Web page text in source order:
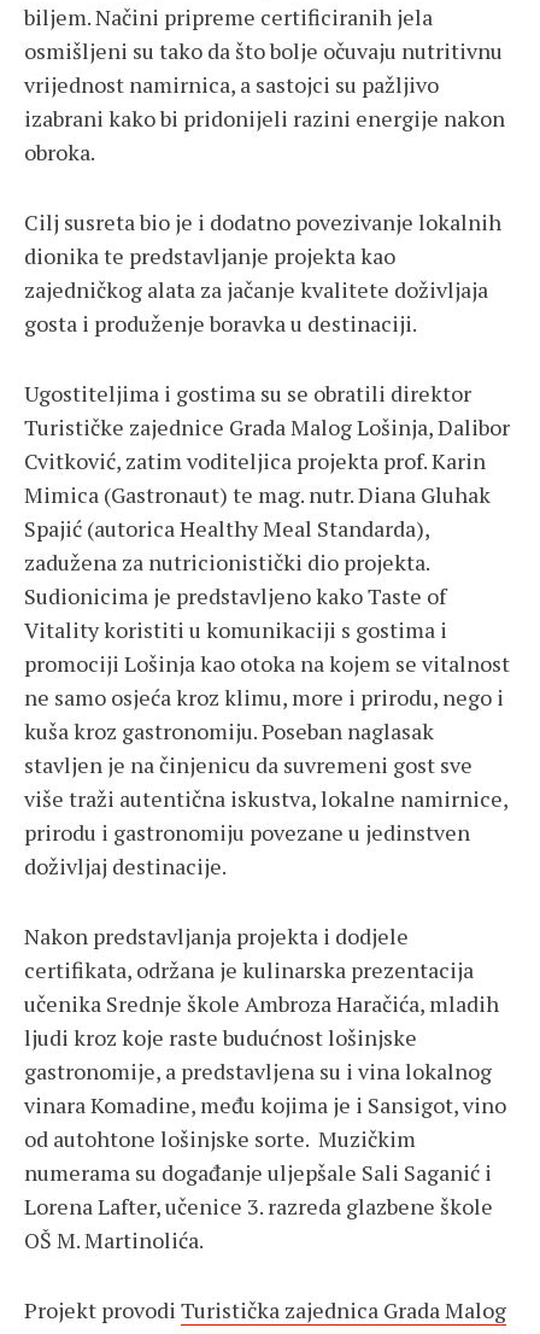
biljem. Načini pripreme certificiranih jela
osmišljeni su tako da što bolje očuvaju nutritivnu
vrijednost namirnica, a sastojci su pažljivo
izabrani kako bi pridonijeli razini energije nakon
obroka.
Cilj susreta bio je i dodatno povezivanje lokalnih
dionika te predstavljanje projekta kao
zajedničkog alata za jačanje kvalitete doživljaja
gosta i produženje boravka u destinaciji.
Ugostiteljima i gostima su se obratili direktor
Turističke zajednice Grada Malog Lošinja, Dalibor
Cvitković, zatim voditeljica projekta prof. Karin
Mimica (Gastronaut) te mag. nutr. Diana Gluhak
Spajić (autorica Healthy Meal Standarda),
zadužena za nutricionistički dio projekta.
Sudionicima je predstavljeno kako Taste of
Vitality koristiti u komunikaciji s gostima i
promociji Lošinja kao otoka na kojem se vitalnost
ne samo osjeća kroz klimu, more i prirodu, nego i
kuša kroz gastronomiju. Poseban naglasak
stavljen je na činjenicu da suvremeni gost sve
više traži autentična iskustva, lokalne namirnice,
prirodu i gastronomiju povezane u jedinstven
doživljaj destinacije.
Nakon predstavljanja projekta i dodjele
certifikata, održana je kulinarska prezentacija
učenika Srednje škole Ambroza Haračića, mladih
ljudi kroz koje raste budućnost lošinjske
gastronomije, a predstavljena su i vina lokalnog
vinara Komadine, među kojima je i Sansigot, vino
od autohtone lošinjske sorte. Muzičkim
numerama su događanje uljepšale Sali Saganić i
Lorena Lafter, učenice 3. razreda glazbene škole
OŠ M. Martinolića.
Projekt provodi Turistička zajednica Grada Malog